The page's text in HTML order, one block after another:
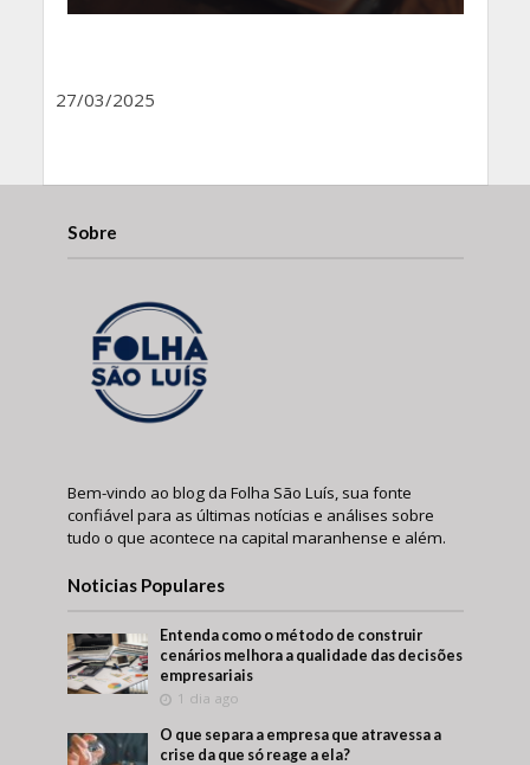
27/03/2025
Sobre
Bem-vindo ao blog da Folha São Luís, sua fonte
confiável para as últimas notícias e análises sobre
tudo o que acontece na capital maranhense e além.
Noticias Populares
Entenda como o método de construir
cenários melhora a qualidade das decisões
empresariais
1 dia ago
O que separa a empresa que atravessa a
crise da que só reage a ela?